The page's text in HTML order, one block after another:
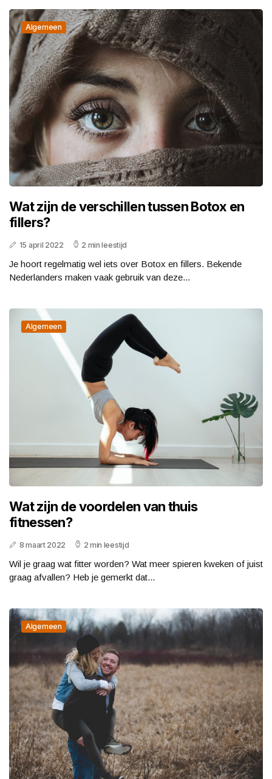
Algemeen
Wat zijn de verschillen tussen Botox en
fillers?
15 april 2022 2 min leestijd
Je hoort regelmatig wel iets over Botox en fillers. Bekende
Nederlanders maken vaak gebruik van deze...
Algemeen
Wat zijn de voordelen van thuis
fitnessen?
8 maart 2022 2 min leestijd
Wil je graag wat fitter worden? Wat meer spieren kweken of juist
graag afvallen? Heb je gemerkt dat...
Algemeen